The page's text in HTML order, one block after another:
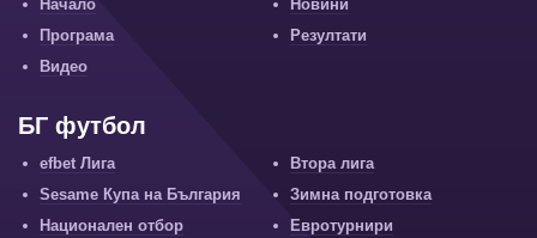
Начало
Новини
Програма
Резултати
Видео
БГ футбол
efbet Лига
Втора лига
Sesame Купа на България
Зимна подготовка
Национален отбор
Евротурнири